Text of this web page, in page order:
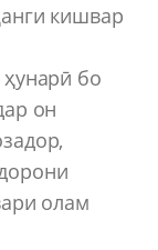
кишвар
бо
он
олам